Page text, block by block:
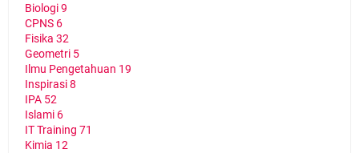
Biologi9
CPNS 6
Fisika 32
Geometri 5
Ilmu Pengetahuan 19
Inspirasi8
IPA 52
Islami 6
IT Training 71
Kimia 12